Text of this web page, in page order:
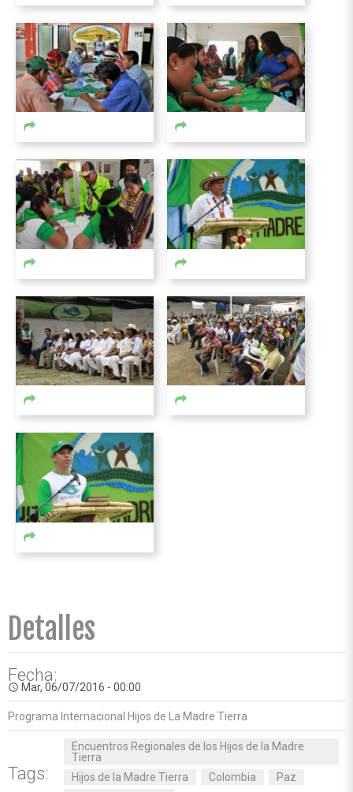
Detalles
Fecha:
access_time Mar, 06/07/2016 - 00:00
Programa Internacional Hijos de La Madre Tierra
Tags:
Encuentros Regionales de los Hijos de la Madre
Tierra
Hijos de la Madre Tierra
Colombia
Paz